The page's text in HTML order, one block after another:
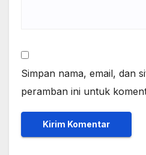
Simpan nama, email, dan
peramban ini untuk